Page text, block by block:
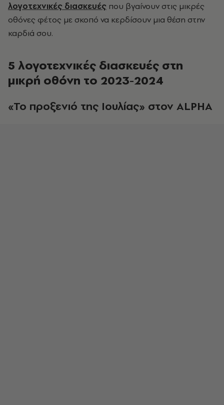
λογοτεχνικές διασκευές που βγαίνουν στις μικρές
οθόνες φέτος με σκοπό να κερδίσουν μια θέση στην
καρδιά σου.
5 λογοτεχνικές διασκευές στη
μικρή οθόνη το 2023-2024
«Το προξενιό της Ιουλίας» στον ΑLPHA